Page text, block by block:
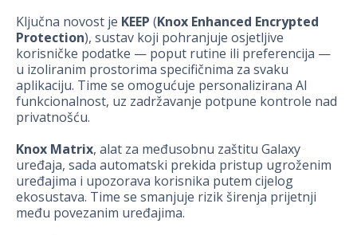
Ključna novost je KEEP (Knox Enhanced Encrypted
Protection), sustav koji pohranjuje osjetljive
korisničke podatke — poput rutine ili preferencija —
u izoliranim prostorima specifičnima za svaku
aplikaciju. Time se omogućuje personalizirana AI
funkcionalnost, uz zadržavanje potpune kontrole nad
privatnošću.
Knox Matrix, alat za međusobnu zaštitu Galaxy
uređaja, sada automatski prekida pristup ugroženim
uređajima i upozorava korisnika putem cijelog
ekosustava. Time se smanjuje rizik širenja prijetnji
među povezanim uređajima.